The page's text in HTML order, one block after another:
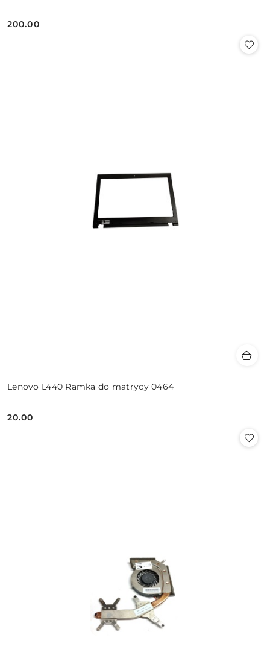
Cena:
200.00
Lenovo L440 Ramka do matrycy 0464
Cena:
20.00